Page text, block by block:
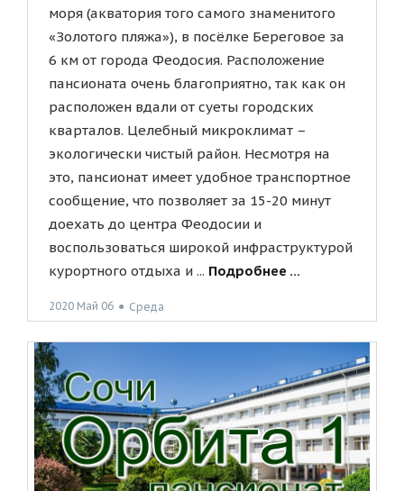
моря (акватория того самого знаменитого
«Золотого пляжа»), в посёлке Береговое за
6 км от города Феодосия. Расположение
пансионата очень благоприятно, так как он
расположен вдали от суеты городских
кварталов. Целебный микроклимат –
экологически чистый район. Несмотря на
это, пансионат имеет удобное транспортное
сообщение, что позволяет за 15-20 минут
доехать до центра Феодосии и
воспользоваться широкой инфраструктурой
курортного отдыха и ... Подробнее ...
2020 Май 06 ● Среда